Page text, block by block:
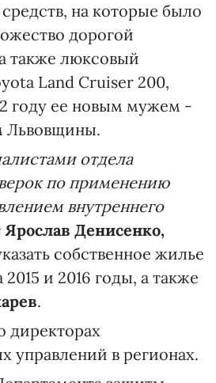
на которые было
дорогой
также люксовый
Land Cruiser 200,
году ее новым мужем -
Львовщины.
отдела
по применению
внутреннего
Ярослав Денисенко,
собственное жилье
2015 и 2016 годы, а также
.
директорах
управлений в регионах.